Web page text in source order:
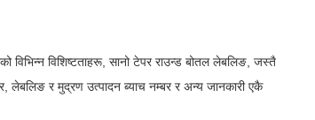
विशिष्टताहरू, सानो टेपर राउन्ड बोतल लेबलिङ, जस्तै
लेबलिङ र मुद्रण उत्पादन ब्याच नम्बर र अन्य जानकारी एकै